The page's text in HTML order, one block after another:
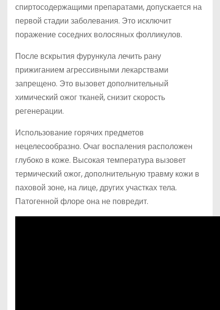
спиртосодержащими препаратами, допускается на
первой стадии заболевания. Это исключит
поражение соседних волосяных фолликулов.
После вскрытия фурункула лечить рану
прижиганием агрессивными лекарствами
запрещено. Это вызовет дополнительный
химический ожог тканей, снизит скорость
регенерации.
Использование горячих предметов
нецелесообразно. Очаг воспаления расположен
глубоко в коже. Высокая температура вызовет
термический ожог, дополнительную травму кожи в
паховой зоне, на лице, других участках тела.
Патогенной флоре она не повредит.